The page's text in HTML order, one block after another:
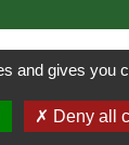
légales |
|
and gives you
Deny all